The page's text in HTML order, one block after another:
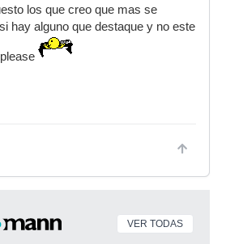
los que creo que mas se
hay alguno que destaque y no este
VER TODAS